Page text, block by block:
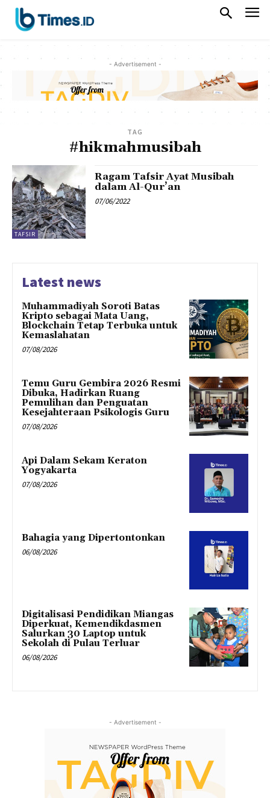
- Advertisement -
TAG
#hikmahmusibah
TAFSIR
Ragam Tafsir Ayat Musibah
dalam Al-Qur’an
07/06/2022
Latest news
Muhammadiyah Soroti Batas
Kripto sebagai Mata Uang,
Blockchain Tetap Terbuka untuk
Kemaslahatan
07/08/2026
Temu Guru Gembira 2026 Resmi
Dibuka, Hadirkan Ruang
Pemulihan dan Penguatan
Kesejahteraan Psikologis Guru
07/08/2026
Api Dalam Sekam Keraton
Yogyakarta
07/08/2026
Bahagia yang Dipertontonkan
06/08/2026
Digitalisasi Pendidikan Miangas
Diperkuat, Kemendikdasmen
Salurkan 30 Laptop untuk
Sekolah di Pulau Terluar
06/08/2026
- Advertisement -